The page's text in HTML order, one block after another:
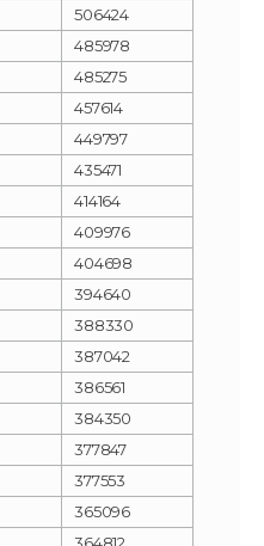
506424
485978
485275
457614
449797
435471
414164
409976
404698
394640
388330
387042
386561
384350
377847
377553
365096
364812